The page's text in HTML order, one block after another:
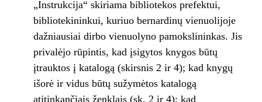
„Instrukcija“ skiriama bibliotekos prefektui,
bibliotekininkui, kuriuo bernardinų vienuolijoje
dažniausiai dirbo vienuolyno pamokslininkas. Jis
privalėjo rūpintis, kad įsigytos knygos būtų
įtrauktos į katalogą (skirsnis 2 ir 4); kad knygų
išorė ir vidus būtų sužymėtos katalogą
atitinkančiais ženklais (sk. 2 ir 4); kad